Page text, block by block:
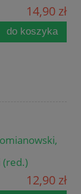
14,90 zł
do koszyka
(red.)
12,90 zł